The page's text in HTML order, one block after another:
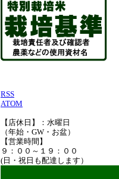
RSS
ATOM
【店休日】：水曜日
（年始・GW・お盆）
【営業時間】
９：００～１９：００
(日・祝日も配達します）